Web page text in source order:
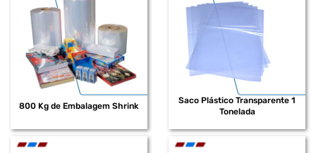
800 Kg de Embalagem Shrink
Saco Plástico Transparente 1
Tonelada